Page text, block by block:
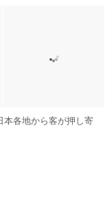
本各地から客が押し寄